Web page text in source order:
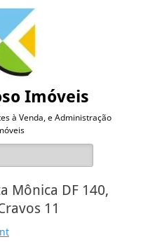
Imóveis
à Venda, e Administração
Mônica DF 140,
11